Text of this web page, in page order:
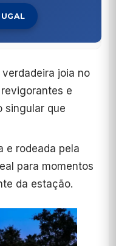
verdadeira joia no
e
singular que
e rodeada pela
para momentos
da estação.